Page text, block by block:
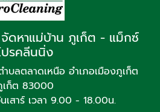
จัดหาแม่บ้าน ภูเก็ต - แม็กซ์
ปรคลีนนิ่ง
บลตลาดเหนือ อำเภอเมืองภูเก็ต
ก็ต 83000
เสาร์ เวลา 9.00 - 18.00น.